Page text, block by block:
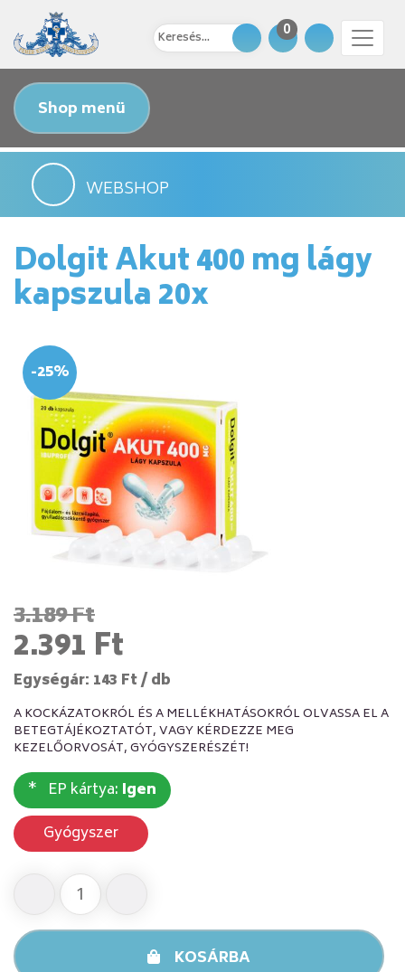
0
Shop menü
WEBSHOP
Dolgit Akut 400 mg lágy
kapszula 20x
-25%
3.189 Ft
2.391 Ft
Egységár: 143 Ft / db
A KOCKÁZATOKRÓL ÉS A MELLÉKHATÁSOKRÓL OLVASSA EL A
BETEGTÁJÉKOZTATÓT, VAGY KÉRDEZZE MEG
KEZELŐORVOSÁT, GYÓGYSZERÉSZÉT!
EP kártya: Igen
Gyógyszer
KOSÁRBA